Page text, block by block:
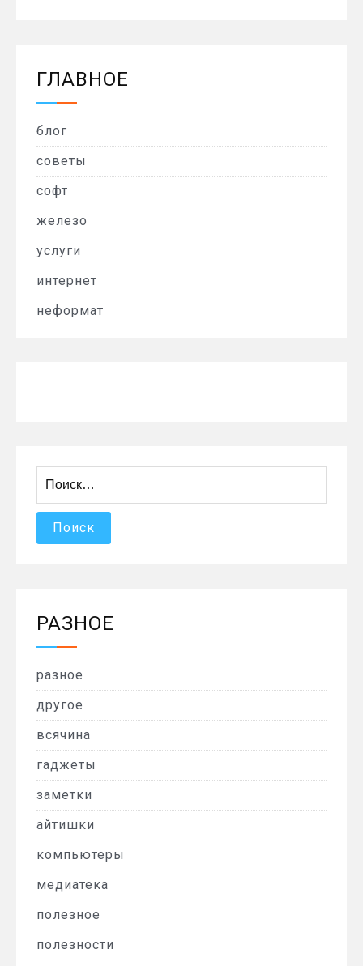
ГЛАВНОЕ
блог
советы
софт
железо
услуги
интернет
неформат
РАЗНОЕ
разное
другое
всячина
гаджеты
заметки
айтишки
компьютеры
медиатека
полезное
полезности